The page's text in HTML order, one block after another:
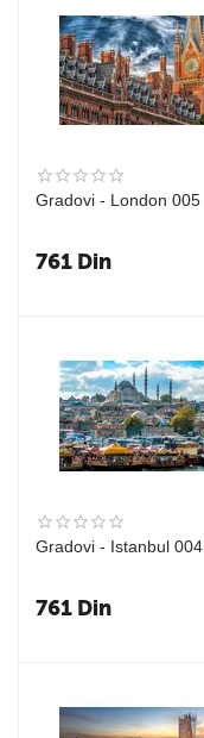
Gradovi - London 005
761 Din
Gradovi - Istanbul 004
761 Din